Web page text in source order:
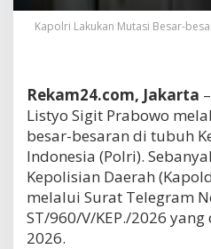
Kapolri Lakukan Mutasi Besar-
Rekam24.com, Jakarta
Listyo Sigit Prabowo
besar-besaran di tubuh
Indonesia (Polri).
Kepolisian Daerah
melalui Surat Telegram
ST/960/V/KEP./2026
2026.